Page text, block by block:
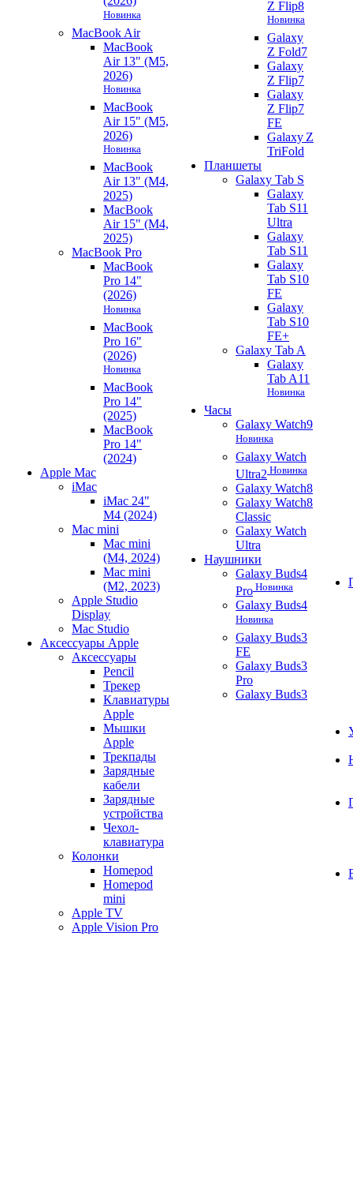
Новинка
MacBook Air
MacBook
Air 13" (M5,
2026)
Новинка
MacBook
Air 15" (M5,
2026)
Новинка
MacBook
Air 13" (M4,
2025)
MacBook
Air 15" (M4,
2025)
MacBook Pro
MacBook
Pro 14"
(2026)
Новинка
MacBook
Pro 16"
(2026)
Новинка
MacBook
Pro 14"
(2025)
MacBook
Pro 14"
(2024)
Apple Mac
iMac
iMac 24"
M4 (2024)
Mac mini
Mac mini
(M4, 2024)
Mac mini
(M2, 2023)
Apple Studio
Display
Mac Studio
Аксессуары Apple
Аксессуары
Pencil
Трекер
Клавиатуры
Apple
Мышки
Apple
Трекпады
Зарядные
кабели
Зарядные
устройства
Чехол-
клавиатура
Колонки
Homepod
Homepod
mini
Apple TV
Apple Vision Pro
Z Flip8
Новинка
Galaxy
Z Fold7
Galaxy
Z Flip7
Galaxy
Z Flip7
FE
Galaxy Z
TriFold
Планшеты
Galaxy Tab S
Galaxy
Tab S11
Ultra
Galaxy
Tab S11
Galaxy
Tab S10
FE
Galaxy
Tab S10
FE+
Galaxy Tab A
Galaxy
Tab A11
Новинка
Часы
Galaxy Watch9
Новинка
Galaxy Watch
Ultra2 Новинка
Galaxy Watch8
Galaxy Watch8
Classic
Galaxy Watch
Ultra
Наушники
Galaxy Buds4
Pro Новинка
Galaxy Buds4
Новинка
Galaxy Buds3
FE
Galaxy Buds3
Pro
Galaxy Buds3